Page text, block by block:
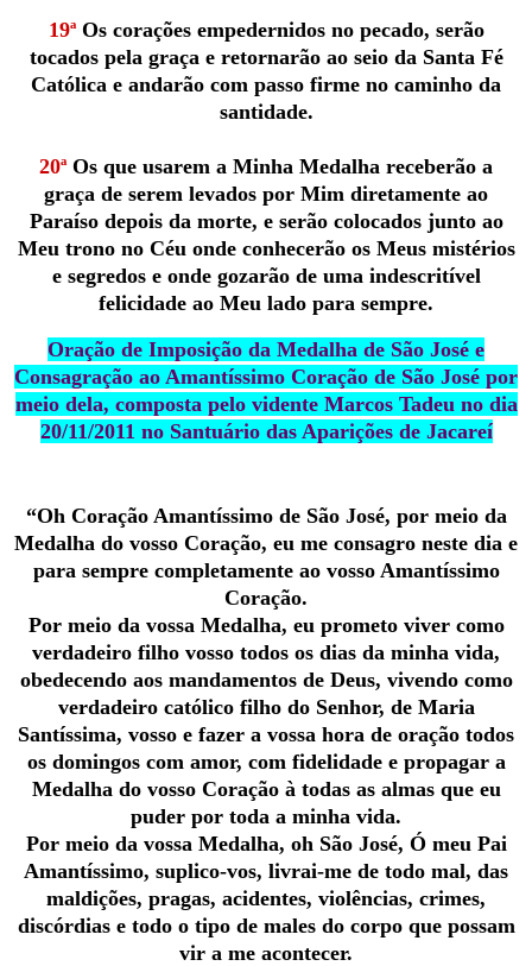
19ªOs corações empedernidos no pecado, serão
tocados pela graça e retornarão ao seio da Santa Fé
Católica e andarão com passo firme no caminho da
santidade.
20ª Os que usarem a Minha Medalha receberão a
graça de serem levados por Mim diretamente ao
Paraíso depois da morte, e serão colocados junto ao
Meu trono no Céu onde conhecerão os Meus mistérios
e segredos e onde gozarão de uma indescritível
felicidade ao Meu lado para sempre.
Oração de Imposição da Medalha de São José e
Consagração ao Amantíssimo Coração de São José por
meio dela, composta pelo vidente Marcos Tadeu no dia
20/11/2011 no Santuário das Aparições de Jacareí
“Oh Coração Amantíssimo de São José, por meio da
Medalha do vosso Coração, eu me consagro neste dia e
para sempre completamente ao vosso Amantíssimo
Coração.
Por meio da vossa Medalha, eu prometo viver como
verdadeiro filho vosso todos os dias da minha vida,
obedecendo aos mandamentos de Deus, vivendo como
verdadeiro católico filho do Senhor, de Maria
Santíssima, vosso e fazer a vossa hora de oração todos
os domingos com amor, com fidelidade e propagar a
Medalha do vosso Coração à todas as almas que eu
puder por toda a minha vida.
Por meio da vossa Medalha, oh São José, Ó meu Pai
Amantíssimo, suplico-vos, livrai-me de todo mal, das
maldições, pragas, acidentes, violências, crimes,
discórdias e todo o tipo de males do corpo que possam
vir a me acontecer.